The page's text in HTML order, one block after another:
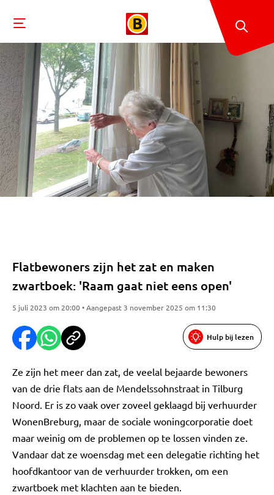
Flatbewoners zijn het zat en maken
zwartboek: 'Raam gaat niet eens open'
5 juli 2023 om 20:00 • Aangepast 3 november 2025 om 11:30
Hulp bij lezen
Ze zijn het meer dan zat, de veelal bejaarde bewoners
van de drie flats aan de Mendelssohnstraat in Tilburg
Noord. Er is zo vaak over zoveel geklaagd bij verhuurder
WonenBreburg, maar de sociale woningcorporatie doet
maar weinig om de problemen op te lossen vinden ze.
Vandaar dat ze woensdag met een delegatie richting het
hoofdkantoor van de verhuurder trokken, om een
zwartboek met klachten aan te bieden.